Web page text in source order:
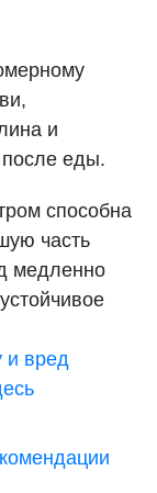
и
после еды.
способна
часть
медленно
и вред